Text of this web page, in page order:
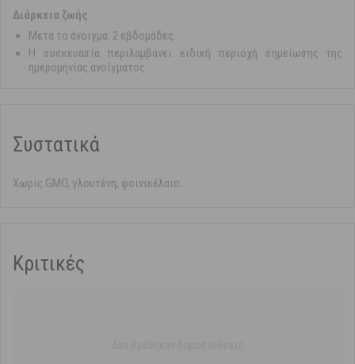
Διάρκεια ζωής:
Μετά το άνοιγμα: 2 εβδομάδες.
Η συσκευασία περιλαμβάνει ειδική περιοχή σημείωσης της
ημερομηνίας ανοίγματος.
Συστατικά
Χωρίς GMO, γλουτένη, φοινικέλαιο.
Κριτικές